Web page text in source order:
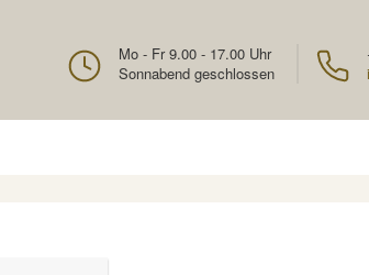
Mo - Fr 9.00 - 17.00 Uhr
Sonnabend geschlossen